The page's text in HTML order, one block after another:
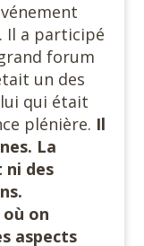
Il a participé
forum
un des
qui était
plénière. Il
La
ni des
on
aspects